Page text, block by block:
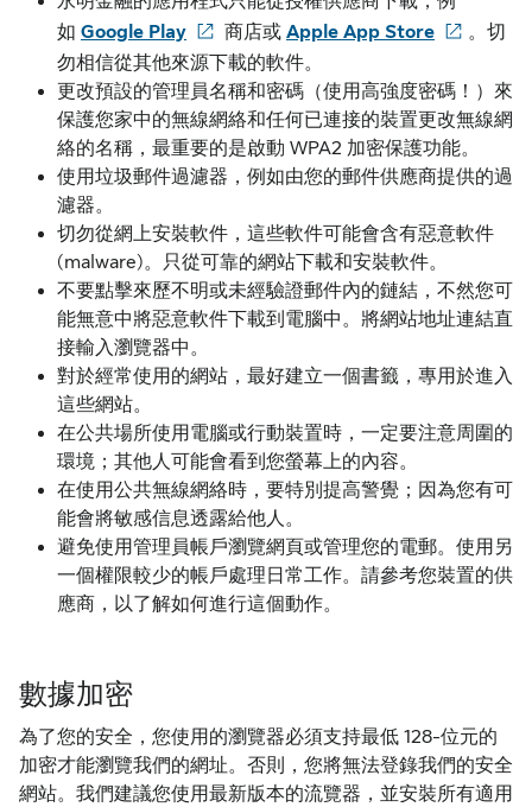
如 Google Play 商店或 Apple App Store
。切
勿相信從其他來源下載的軟件。
更改預設的管理員名稱和密碼（使用高強度密碼！）來
保護您家中的無線網絡和任何已連接的裝置更改無線網
絡的名稱，最重要的是啟動 WPA2 加密保護功能。
使用垃圾郵件過濾器，例如由您的郵件供應商提供的過
濾器。
切勿從網上安裝軟件，這些軟件可能會含有惡意軟件
(malware)。只從可靠的網站下載和安裝軟件。
不要點擊來歷不明或未經驗證郵件內的鏈結，不然您可
能無意中將惡意軟件下載到電腦中。將網站地址連結直
接輸入瀏覽器中。
對於經常使用的網站，最好建立一個書籤，專用於進入
這些網站。
在公共場所使用電腦或行動裝置時，一定要注意周圍的
環境；其他人可能會看到您螢幕上的內容。
在使用公共無線網絡時，要特別提高警覺；因為您有可
能會將敏感信息透露給他人。
避免使用管理員帳戶瀏覽網頁或管理您的電郵。使用另
一個權限較少的帳戶處理日常工作。請參考您裝置的供
應商，以了解如何進行這個動作。
數據加密
為了您的安全，您使用的瀏覽器必須支持最低 128-位元的
加密才能瀏覽我們的網址。否則，您將無法登錄我們的安全
網站。我們建議您使用最新版本的流覽器，並安裝所有適用